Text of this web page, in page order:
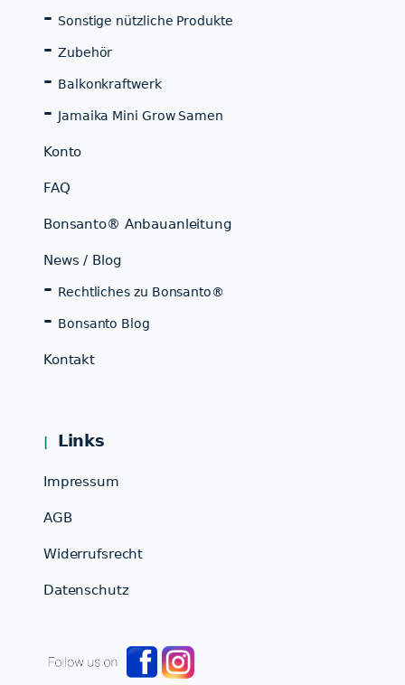
Sonstige nützliche Produkte
Zubehör
Balkonkraftwerk
Jamaika Mini Grow Samen
Konto
FAQ
Bonsanto® Anbauanleitung
News / Blog
Rechtliches zu Bonsanto®
Bonsanto Blog
Kontakt
Links
Impressum
AGB
Widerrufsrecht
Datenschutz